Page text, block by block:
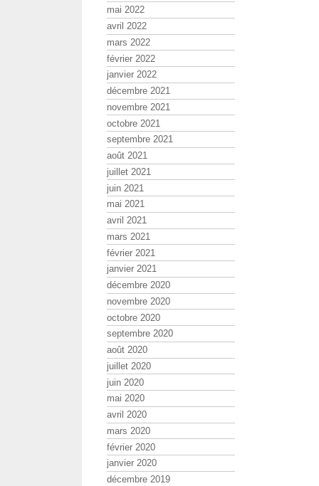
mai 2022
avril 2022
mars 2022
février 2022
janvier 2022
décembre 2021
novembre 2021
octobre 2021
septembre 2021
août 2021
juillet 2021
juin 2021
mai 2021
avril 2021
mars 2021
février 2021
janvier 2021
décembre 2020
novembre 2020
octobre 2020
septembre 2020
août 2020
juillet 2020
juin 2020
mai 2020
avril 2020
mars 2020
février 2020
janvier 2020
décembre 2019